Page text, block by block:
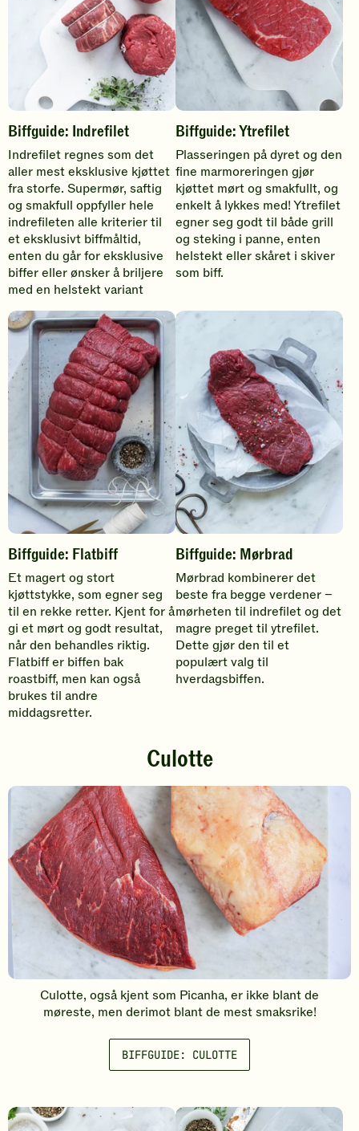
s
t
y
k
n
i
n
g
s
d
e
l
e
Biffguide: Indrefilet
Indrefilet regnes som det
aller mest eksklusive kjøttet
fra storfe. Supermør, saftig
og smakfull oppfyller hele
indrefileten alle kriterier til
et eksklusivt biffmåltid,
enten du går for eksklusive
biffer eller ønsker å briljere
med en helstekt variant
Biffguide: Ytrefilet
Plasseringen på dyret og den
fine marmoreringen gjør
kjøttet mørt og smakfullt, og
enkelt å lykkes med! Ytrefilet
egner seg godt til både grill
og steking i panne, enten
helstekt eller skåret i skiver
som biff.
Biffguide: Flatbiff
Et magert og stort
kjøttstykke, som egner seg
til en rekke retter. Kjent for å
gi et mørt og godt resultat,
når den behandles riktig.
Flatbiff er biffen bak
roastbiff, men kan også
brukes til andre
middagsretter.
Biffguide: Mørbrad
Mørbrad kombinerer det
beste fra begge verdener –
mørheten til indrefilet og det
magre preget til ytrefilet.
Dette gjør den til et
populært valg til
hverdagsbiffen.
Culotte
Culotte, også kjent som Picanha, er ikke blant de
møreste, men derimot blant de mest smaksrike!
BIFFGUIDE: CULOTTE
B